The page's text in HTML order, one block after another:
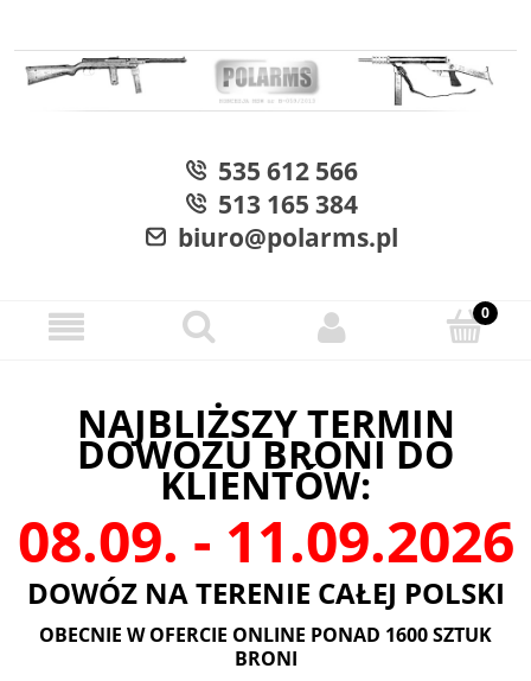
535 612 566
513 165 384
biuro@polarms.pl
NAJBLIŻSZY TERMIN
DOWOZU BRONI DO
KLIENTÓW:
08.09. - 11.09.2026
DOWÓZ NA TERENIE CAŁEJ POLSKI
OBECNIE W OFERCIE ONLINE PONAD 1600 SZTUK
BRONI